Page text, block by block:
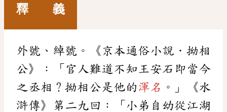
釋 義
外號、綽號。《京本通俗小說．拗相
公》：「官人難道不知王安石即當今
之丞相？拗相公是他的 渾名 。」《水
滸傳》第二九回：「小弟自幼從江湖